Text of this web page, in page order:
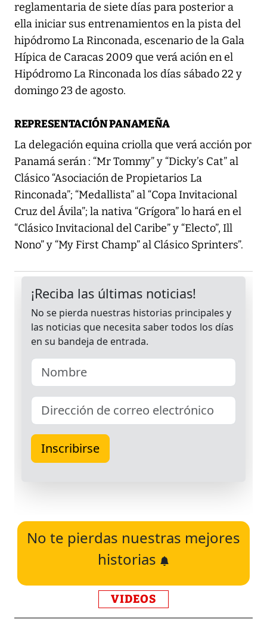
reglamentaria de siete días para posterior a
ella iniciar sus entrenamientos en la pista del
hipódromo La Rinconada, escenario de la Gala
Hípica de Caracas 2009 que verá ación en el
Hipódromo La Rinconada los días sábado 22 y
domingo 23 de agosto.
REPRESENTACIÓN PANAMEÑA
La delegación equina criolla que verá acción por
Panamá serán : “Mr Tommy” y “Dicky’s Cat” al
Clásico “Asociación de Propietarios La
Rinconada”; “Medallista” al “Copa Invitacional
Cruz del Ávila”; la nativa “Grígora” lo hará en el
“Clásico Invitacional del Caribe” y “Electo”, Ill
Nono” y “My First Champ” al Clásico Sprinters”.
No te pierdas nuestras mejores
historias
VIDEOS